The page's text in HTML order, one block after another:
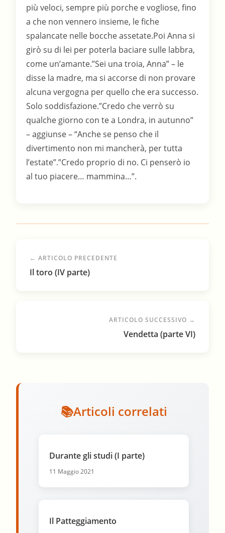
più veloci, sempre più porche e vogliose, fino
a che non vennero insieme, le fiche
spalancate nelle bocche assetate.Poi Anna si
girò su di lei per poterla baciare sulle labbra,
come un’amante.”Sei una troia, Anna” – le
disse la madre, ma si accorse di non provare
alcuna vergogna per quello che era successo.
Solo soddisfazione.”Credo che verrò su
qualche giorno con te a Londra, in autunno”
– aggiunse – “Anche se penso che il
divertimento non mi mancherà, per tutta
l’estate”.”Credo proprio di no. Ci penserò io
al tuo piacere… mammina…”.
← ARTICOLO PRECEDENTE
Il toro (IV parte)
ARTICOLO SUCCESSIVO →
Vendetta (parte VI)
Articoli correlati
Durante gli studi (I parte)
11 Maggio 2021
Il Patteggiamento